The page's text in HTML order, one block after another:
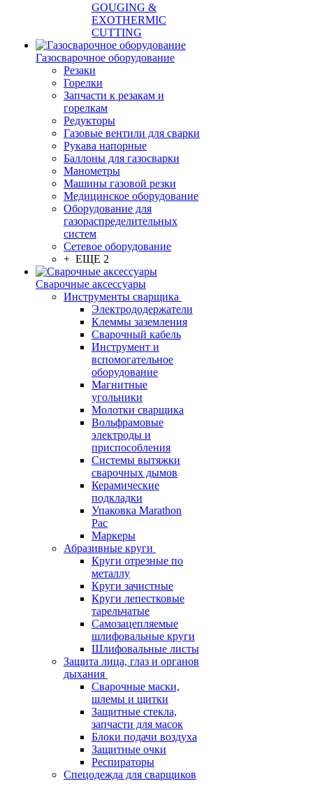
GOUGING &
EXOTHERMIC
CUTTING
Газосварочное оборудование
Резаки
Горелки
Запчасти к резакам и
горелкам
Редукторы
Газовые вентили для сварки
Рукава напорные
Баллоны для газосварки
Манометры
Машины газовой резки
Медицинское оборудование
Оборудование для
газораспределительных
систем
Сетевое оборудование
+ ЕЩЕ 2
Сварочные аксессуары
Инструменты сварщика
Электрододержатели
Клеммы заземления
Сварочный кабель
Инструмент и
вспомогательное
оборудование
Магнитные
угольники
Молотки сварщика
Вольфрамовые
электроды и
приспособления
Системы вытяжки
сварочных дымов
Керамические
подкладки
Упаковка Marathon
Pac
Маркеры
Абразивные круги
Круги отрезные по
металлу
Круги зачистные
Круги лепестковые
тарельчатые
Самозацепляемые
шлифовальные круги
Шлифовальные листы
Защита лица, глаз и органов
дыхания
Сварочные маски,
шлемы и щитки
Защитные стекла,
запчасти для масок
Блоки подачи воздуха
Защитные очки
Респираторы
Спецодежда для сварщиков